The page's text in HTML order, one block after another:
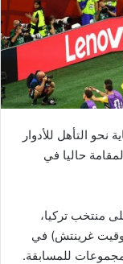
التأهل للأدوار
حاليا في
الأسترالي انتصارا ثمينا 2-0 على منتخب تركيا،
غرينتش) في
للمسابقة.